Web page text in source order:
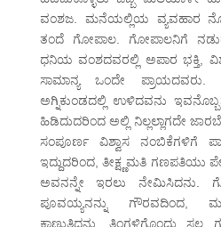
ವಂಶಜ. ಮನೆಯಲ್ಲಿಯ ವ್ಯವಹಾರ
ತಂದೆ ಗೋಪಾಲ. ಗೋಪಾಲನಿಗೆ
ಧನಿಯ ವಂಶದವರಲ್ಲಿ ಅಪಾರ ಭಕ್ತಿ,
ಸಾಮಾನ್ಯ ಒಂದೇ ಪ್ರಾಯದವರು.
ಅಗ್ನಿಕುಂಡದಲ್ಲಿ ಉಳಿದವನು
ಹಿಡಿದುದರಿಂದ ಅಲ್ಲಿ ನಿಲ್ಲಲ್ಲಾಗದೇ
ಸಂಪೂರ್ಣ ವಿಶ್ವಾಸ ನಂಬಿಕೆಗಳಿಗೆ
ಇದ್ದುದರಿಂದ, ತೀಕ್ಷ್ಣಮತಿ
ಅವನನ್ನೇ ಇರಲು ನೇಮಿಸಿದನು.
ಪೂವಯ್ಯನನ್ನು ಗೌರವದಿಂದ,
ಕಾಣುತ್ತಿದ್ದನು. ತಿಂಗಳಿಗೊಂದು